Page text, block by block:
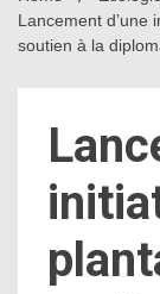
Lancement d’une
soutien à la